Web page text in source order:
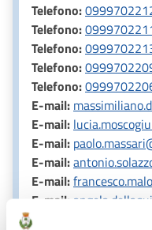
Telefono:
Telefono:
Telefono:
Telefono:
Telefono:
E-mail:
E-mail:
E-mail:
E-mail:
E-mail:
E-mail:
E-mail: